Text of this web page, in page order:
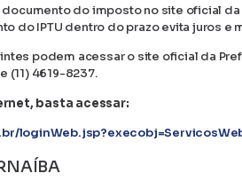
do imposto no site oficial
do IPTU dentro do prazo evita juros e
podem acessar o site oficial da
(11) 4619-8237.
basta acessar: